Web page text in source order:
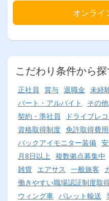
オンライ
こだわり条件から
正社員 賞与 退職金 未経
パート・アルバイト
その他
契約・準社員
ドライブレ
資格取得制度 免許取得費
バックアイモニター装備
月8日以上
複数拠点募集中
雑貨 エアサス 一般旅客
働きやすい職場認証制度取
ウィング車 パレット輸送